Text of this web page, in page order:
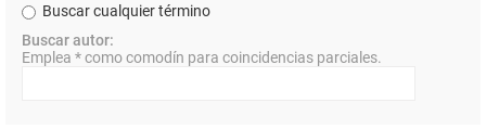
Buscar cualquier término
Buscar autor:
Emplea * como comodín para coincidencias parciales.